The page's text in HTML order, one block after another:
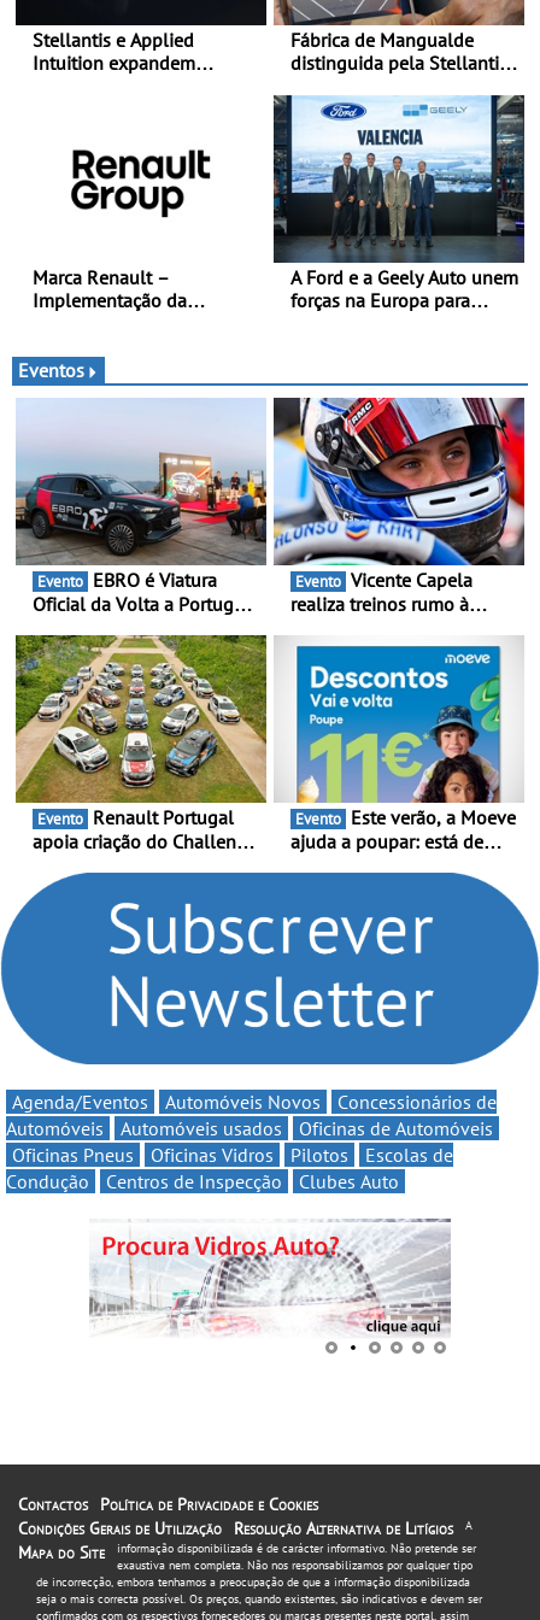
Stellantis e Applied
Intuition expandem
melhorar a experiência dos
clientes
Fábrica de Mangualde
distinguida pela Stellantis
estar - Distinção reconhece
dois projetos locais com
impacto direto no bem-
estar dos colaboradores
Marca Renault –
Implementação da
eletrificação e criação de
valor
A Ford e a Geely Auto unem
forças na Europa para
Eventos
Evento
Oficial da Volta a Portugal
presença nacional ao lado
da mítica prova de ciclismo
e leva a sua gama SUV
multi-energia às estradas
de Portugal
Evento
realiza treinos rumo à
Portugal Karting e mira boa
estreia - O Campeonato
Portugal Karting 2026
decorre entre 1 de Março e
6 de Setembro
Evento
apoia criação do Challenge
compromisso com o
automobilismo nacional
continua em 2026
Evento
ajuda a poupar: está de
Volta” com descontos de
Agenda/Eventos Automóveis Novos
Concessionários de
Automóveis
Automóveis usados
Oficinas de Automóveis
Oficinas Pneus
Oficinas Vidros Pilotos
Escolas de
Condução
Centros de Inspecção Clubes Auto
Contactos
Política de Privacidade e Cookies
Condições Gerais de Utilização
Resolução Alternativa de Litígios
Mapa do Site
A
informação disponibilizada é de carácter informativo. Não pretende ser
exaustiva nem completa. Não nos responsabilizamos por qualquer tipo
de incorrecção, embora tenhamos a preocupação de que a informação disponibilizada
seja o mais correcta possível. Os preços, quando existentes, são indicativos e devem ser
confirmados com os respectivos fornecedores ou marcas presentes neste portal, assim